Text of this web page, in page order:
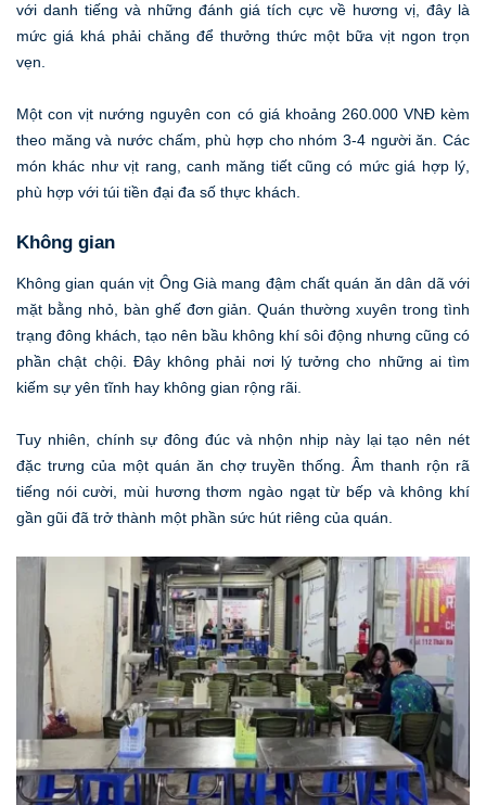
với danh tiếng và những đánh giá tích cực về hương vị, đây là
mức giá khá phải chăng để thưởng thức một bữa vịt ngon trọn
vẹn.
Một con vịt nướng nguyên con có giá khoảng 260.000 VNĐ kèm
theo măng và nước chấm, phù hợp cho nhóm 3-4 người ăn. Các
món khác như vịt rang, canh măng tiết cũng có mức giá hợp lý,
phù hợp với túi tiền đại đa số thực khách.
Không gian
Không gian quán vịt Ông Già mang đậm chất quán ăn dân dã với
mặt bằng nhỏ, bàn ghế đơn giản. Quán thường xuyên trong tình
trạng đông khách, tạo nên bầu không khí sôi động nhưng cũng có
phần chật chội. Đây không phải nơi lý tưởng cho những ai tìm
kiếm sự yên tĩnh hay không gian rộng rãi.
Tuy nhiên, chính sự đông đúc và nhộn nhịp này lại tạo nên nét
đặc trưng của một quán ăn chợ truyền thống. Âm thanh rộn rã
tiếng nói cười, mùi hương thơm ngào ngạt từ bếp và không khí
gần gũi đã trở thành một phần sức hút riêng của quán.